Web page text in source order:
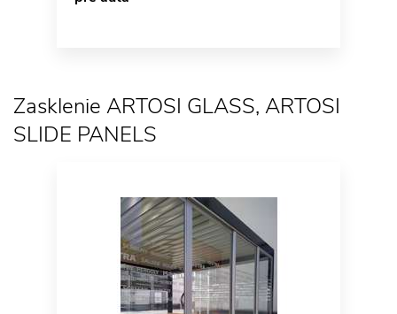
Zasklenie ARTOSI GLASS, ARTOSI
SLIDE PANELS